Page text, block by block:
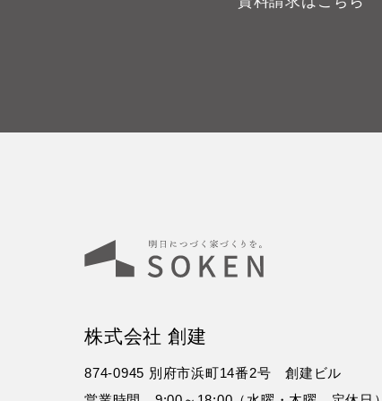
株式会社 創建
874-0945 別府市浜町14番2号 創建ビル